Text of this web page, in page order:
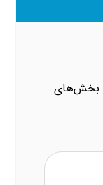
بخش‌های